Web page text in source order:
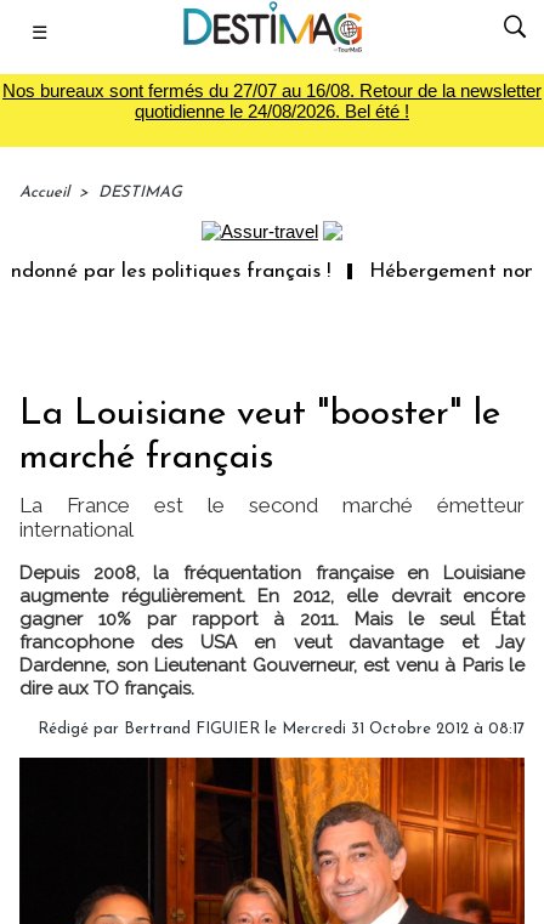
☰
Nos bureaux sont fermés du 27/07 au 16/08. Retour de la newsletter
quotidienne le 24/08/2026. Bel été !
Accueil > DESTIMAG
par les politiques français ! Hébergement non
La Louisiane veut "booster" le
marché français
La France est le second marché émetteur
international
Depuis 2008, la fréquentation française en Louisiane
augmente régulièrement. En 2012, elle devrait encore
gagner 10% par rapport à 2011. Mais le seul État
francophone des USA en veut davantage et Jay
Dardenne, son Lieutenant Gouverneur, est venu à Paris le
dire aux TO français.
Rédigé par Bertrand FIGUIER le Mercredi 31 Octobre 2012 à 08:17